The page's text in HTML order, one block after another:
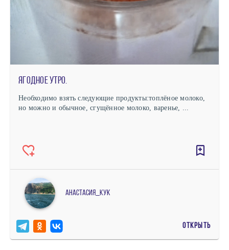
Ягодное утро.
Необходимо взять следующие продукты:топлёное молоко,
но можно и обычное, сгущённое молоко, варенье, ...
Анастасия_кук
ОТКРЫТЬ